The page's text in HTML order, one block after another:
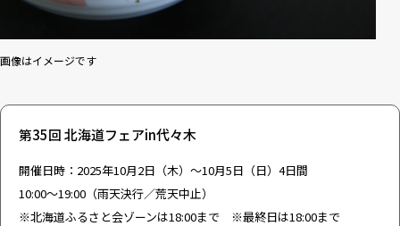
画像はイメージです
第35回 北海道フェアin代々木
開催日時：2025年10月2日（木）～10月5日（日）4日間
10:00～19:00（雨天決行／荒天中止）
※北海道ふるさと会ゾーンは18:00まで ※最終日は18:00まで